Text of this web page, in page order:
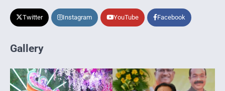
Twitter Instagram YouTube Facebook
Gallery